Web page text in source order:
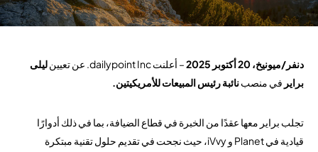
دنفر/ميونيخ، 20 أكتوبر 2025 – أعلنت dailypoint Inc. عن تعيين
ليلى
براير في منصبنائبة رئيس المبيعات للأمريكيتين.
تجلب براير معها عقدًا من الخبرة في قطاع الضيافة، بما في ذلك أدوارًا
قيادية في Planet و iVvy، حيث نجحت في تقديم حلول تقنية مبتكرة